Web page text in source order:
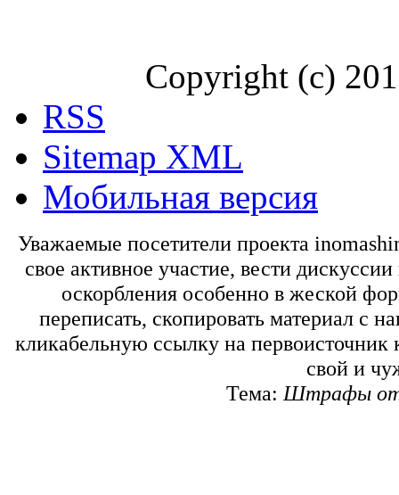
Copyright (c)
RSS
Sitemap XML
Мобильная версия
Уважаемые посетители проекта
свое активное участие, вести
оскорбления особенно в жеской
переписать, скопировать материал с
кликабельную ссылку на первоисточник
свой и
Тема: Штрафы от